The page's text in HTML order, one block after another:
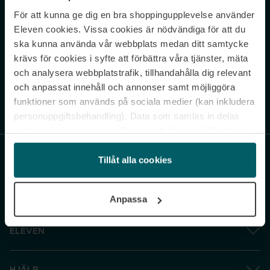
För att kunna ge dig en bra shoppingupplevelse använder
Eleven cookies. Vissa cookies är nödvändiga för att du
ska kunna använda vår webbplats medan ditt samtycke
krävs för cookies i syfte att förbättra våra tjänster, mäta
och analysera webbplatstrafik, tillhandahålla dig relevant
och anpassat innehåll och annonser samt möjliggöra
funktioner som används på sociala medier (kan inkludera
personuppgiftsbehandling). Data som samlas in delas
och gå vidare” accepterar du samtliga cookies medan du
under ”Inställningar” kan anpassa användningen av
cookies. Du kan återkalla ditt samtycke när som helst.
Tillåt alla cookies
Anpassa
Never miss a beat.
Sign up to our newsletter.
Genom att prenumerera accepterar du vår Integritetspolicy. Avprenumerera
ELEVEN